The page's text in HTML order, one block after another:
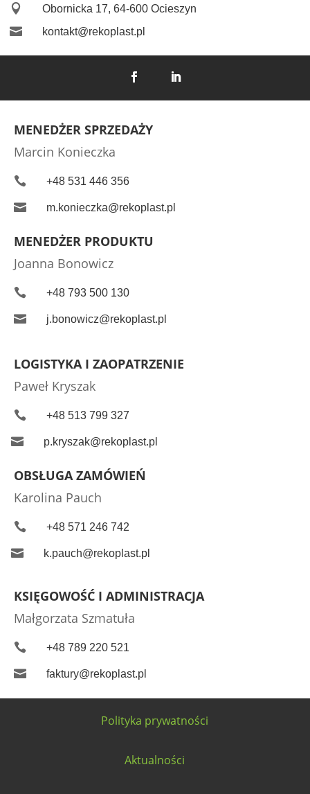
 Obornicka 17, 64-600 Ocieszyn
 kontakt@rekoplast.pl
MENEDŻER SPRZEDAŻY
Marcin Konieczka
 +48 531 446 356
 m.konieczka@rekoplast.pl
MENEDŻER PRODUKTU
Joanna Bonowicz
 +48 793 500 130
 j.bonowicz@rekoplast.pl
LOGISTYKA I ZAOPATRZENIE
Paweł Kryszak
 +48 513 799 327
 p.kryszak@rekoplast.pl
OBSŁUGA ZAMÓWIEŃ
Karolina Pauch
 +48 571 246 742
 k.pauch@rekoplast.pl
KSIĘGOWOŚĆ I ADMINISTRACJA
Małgorzata Szmatuła
 +48 789 220 521
 faktury@rekoplast.pl
Polityka prywatności
Aktualności